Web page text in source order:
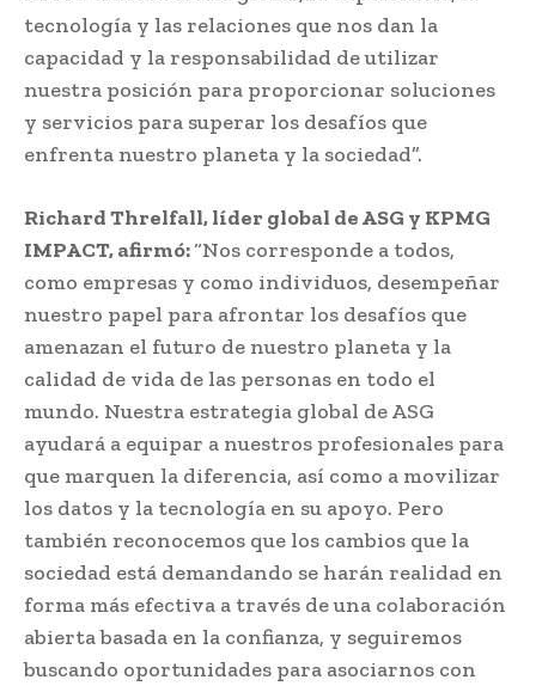
tecnología y las relaciones que nos dan la
capacidad y la responsabilidad de utilizar
nuestra posición para proporcionar soluciones
y servicios para superar los desafíos que
enfrenta nuestro planeta y la sociedad”.
Richard Threlfall, líder global de ASG y KPMG
IMPACT, afirmó:“Nos corresponde a todos,
como empresas y como individuos, desempeñar
nuestro papel para afrontar los desafíos que
amenazan el futuro de nuestro planeta y la
calidad de vida de las personas en todo el
mundo. Nuestra estrategia global de ASG
ayudará a equipar a nuestros profesionales para
que marquen la diferencia, así como a movilizar
los datos y la tecnología en su apoyo. Pero
también reconocemos que los cambios que la
sociedad está demandando se harán realidad en
forma más efectiva a través de una colaboración
abierta basada en la confianza, y seguiremos
buscando oportunidades para asociarnos con